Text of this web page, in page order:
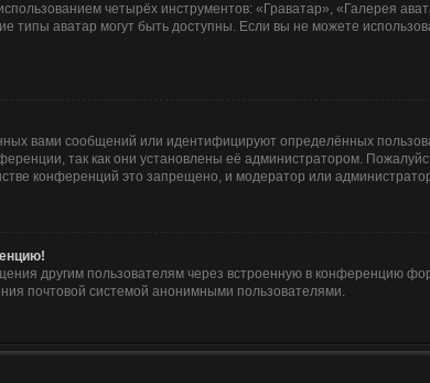
четырёх инструментов: «Граватар», «Галерея
типы аватар могут быть доступны. Если вы не можете
вами сообщений или идентифицируют определённых
так как они установлены её администратором.
конференций это запрещено, и модератор или
другим пользователям через встроенную в конференцию
почтовой системой анонимными пользователями.